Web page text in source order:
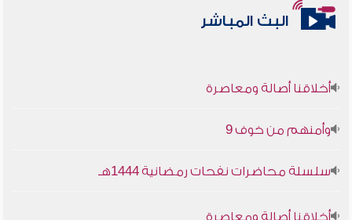
البث المباشر
أخلاقنا أصالة ومعاصرة
وأمنهم من خوف 9
سلسلة محاضرات نفحات رمضانية 1444هـ
أخلاقنا أصالة ومعاصرة